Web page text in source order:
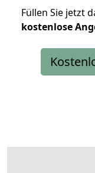
Füllen Sie jetzt
kostenlose